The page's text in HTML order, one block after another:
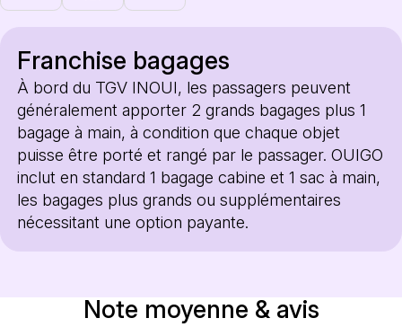
Franchise bagages
À bord du TGV INOUI, les passagers peuvent
généralement apporter 2 grands bagages plus 1
bagage à main, à condition que chaque objet
puisse être porté et rangé par le passager. OUIGO
inclut en standard 1 bagage cabine et 1 sac à main,
les bagages plus grands ou supplémentaires
nécessitant une option payante.
Note moyenne & avis